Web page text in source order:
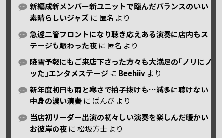
新編成新メンバー新ユニットで臨んだバランスのいい
素晴らしいジャズ に 匿名 より
急遽二管フロントになり聴き応えある演奏に店内もス
テージも賑わった夜 に 匿名 より
降雪予報にもご来店下さった方々も大満足の｢ノリにノ
ッた｣エンタメステージ に Beehiiv より
新年度初日も雨と寒さで拍子抜けも…滅多に聴けない
中身の濃い演奏 に ばんび より
当店初リーダー出演の初々しい演奏を楽しんだ暖かい
お彼岸の夜 に松坂方士 より